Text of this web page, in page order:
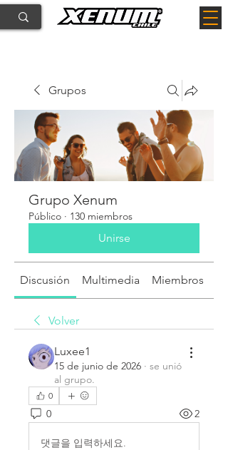
Grupos
Grupo Xenum
Público · 130 miembros
Unirse
Discusión Multimedia Miembros
Volver
Luxee1
15 de junio de 2026 · se unió
al grupo.
0
0 2
댓글을 입력하세요.